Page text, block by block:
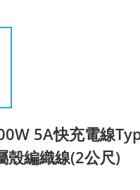
5A快充電線
殼編織線(2公尺)